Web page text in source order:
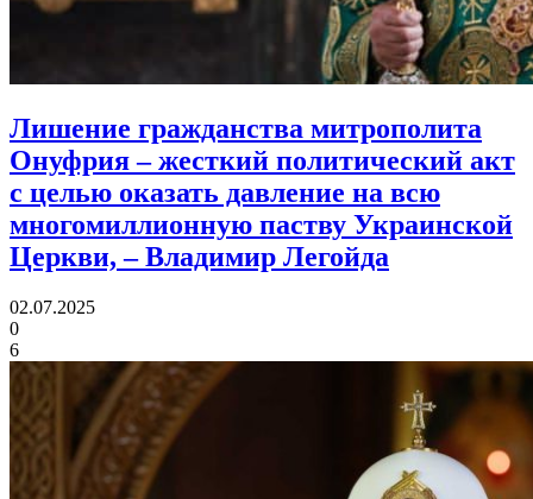
Лишение гражданства митрополита
Онуфрия – жесткий политический акт
с целью оказать давление на всю
многомиллионную паству Украинской
Церкви, – Владимир Легойда
02.07.2025
0
6